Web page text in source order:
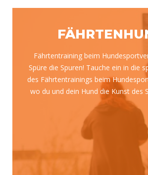
Fährtentraining beim
Spüre die Spuren! Tauche ein in die
des Fährtentrainings beim
wo du und dein Hund die Kunst des